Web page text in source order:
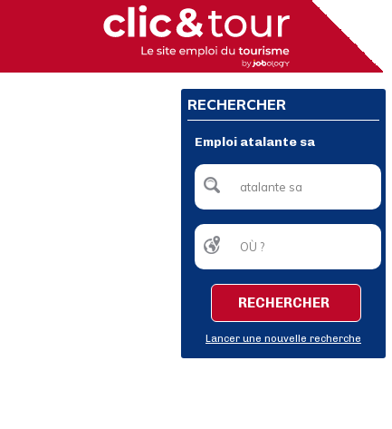
RECHERCHER
Emploi atalante sa
RECHERCHER
Lancer une nouvelle recherche